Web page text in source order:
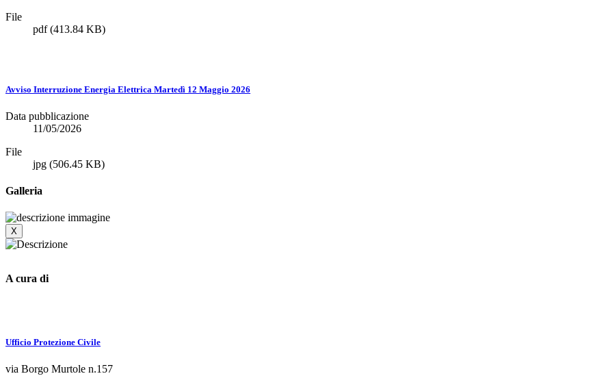
File
pdf(413.84 KB)
Avviso Interruzione Energia Elettrica Martedì 12 Maggio 2026
Data pubblicazione
11/05/2026
File
jpg (506.45 KB)
Galleria
X
A cura di
Ufficio Protezione Civile
via Borgo Murtole n.157